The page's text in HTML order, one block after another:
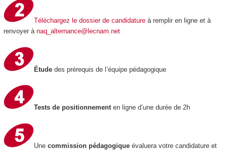
Téléchargez le dossier de candidatureà remplir en ligne et à
renvoyer à naq_alternance@lecnam.net
Étudedes prérequis de l’équipe pédagogique
Tests de positionnementen ligne d’une durée de 2h
Une commission pédagogiqueévaluera votre candidature et